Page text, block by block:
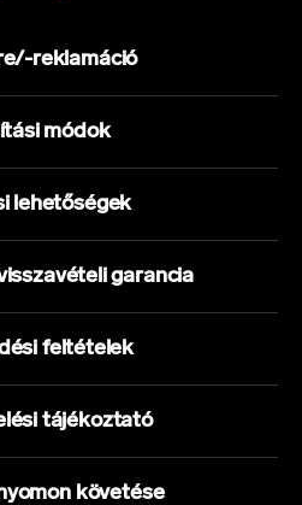
reklamáció
módok
lehetőségek
garancia
feltételek
tájékoztató
követése